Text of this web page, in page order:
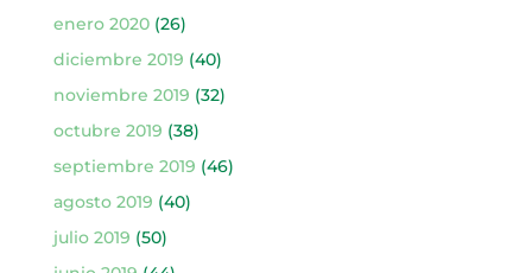
enero 2020(26)
diciembre 2019 (40)
noviembre 2019 (32)
octubre 2019 (38)
septiembre 2019 (46)
agosto 2019 (40)
julio 2019 (50)